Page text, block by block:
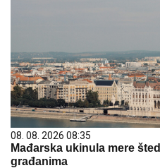
08. 08. 2026 08:35
Mađarska ukinula mere
građanima